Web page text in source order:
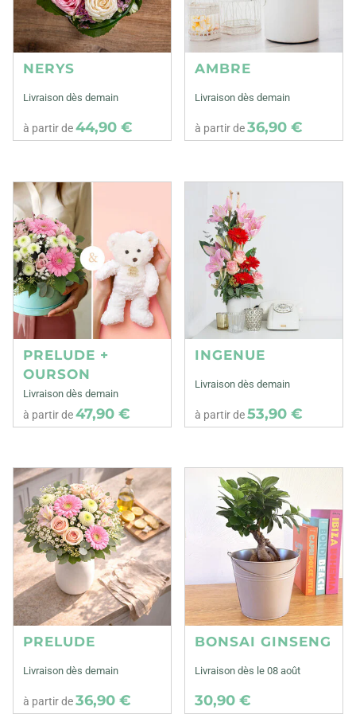
NERYS
Livraison dès demain
à partir de44,90 €
AMBRE
Livraison dès demain
à partir de36,90 €
PRELUDE +
OURSON
Livraison dès demain
à partir de47,90 €
INGENUE
Livraison dès demain
à partir de53,90 €
PRELUDE
Livraison dès demain
à partir de36,90 €
BONSAI GINSENG
Livraison dès le 08 août
30,90 €